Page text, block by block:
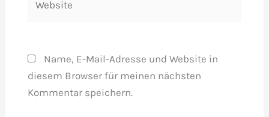
Name, E-Mail-Adresse und Website in
diesem Browser für meinen nächsten
Kommentar speichern.